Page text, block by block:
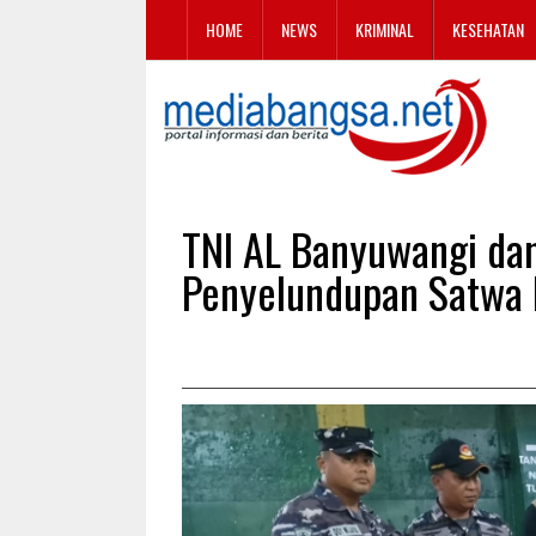
HOME NEWS KRIMINAL KESEHATAN
TNI AL Banyuwangi
Penyelundupan